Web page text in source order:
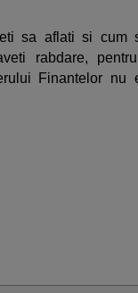
sa aflati si cum
rabdare,
Finantelor nu